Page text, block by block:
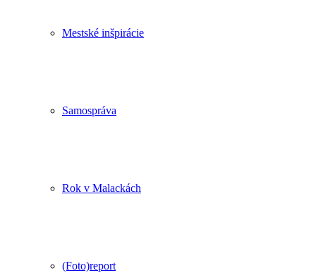
Mestské inšpirácie
Samospráva
Rok v Malackách
(Foto)report